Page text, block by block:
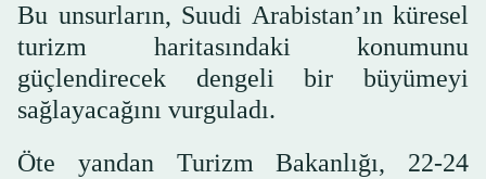
Bu unsurların, Suudi Arabistan’ın küresel
turizm haritasındaki konumunu
güçlendirecek dengeli bir büyümeyi
sağlayacağını vurguladı.
Öte yandan Turizm Bakanlığı, 22-24